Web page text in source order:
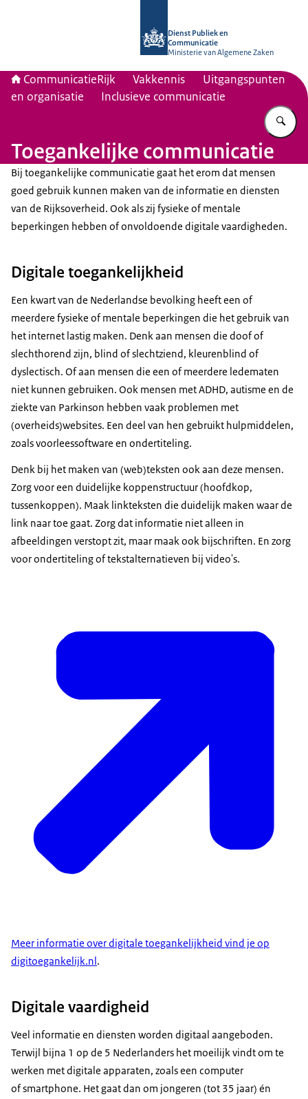
Dienst Publiek en
Communicatie
Ministerie van Algemene Zaken
CommunicatieRijk Vakkennis
Uitgangspunten
en organisatie
Inclusieve communicatie
Toegankelijke communicatie
Bij toegankelijke communicatie gaat het erom dat mensen
goed gebruik kunnen maken van de informatie en diensten
van de Rijksoverheid. Ook als zij fysieke of mentale
beperkingen hebben of onvoldoende digitale vaardigheden.
Digitale toegankelijkheid
Een kwart van de Nederlandse bevolking heeft een of
meerdere fysieke of mentale beperkingen die het gebruik van
het internet lastig maken. Denk aan mensen die doof of
slechthorend zijn, blind of slechtziend, kleurenblind of
dyslectisch. Of aan mensen die een of meerdere ledematen
niet kunnen gebruiken. Ook mensen met ADHD, autisme en de
ziekte van Parkinson hebben vaak problemen met
(overheids)websites. Een deel van hen gebruikt hulpmiddelen,
zoals voorleessoftware en ondertiteling.
Denk bij het maken van (web)teksten ook aan deze mensen.
Zorg voor een duidelijke koppenstructuur (hoofdkop,
tussenkoppen). Maak linkteksten die duidelijk maken waar de
link naar toe gaat. Zorg dat informatie niet alleen in
afbeeldingen verstopt zit, maar maak ook bijschriften. En zorg
voor ondertiteling of tekstalternatieven bij video's.
Meer informatie over digitale toegankelijkheid vind je op
digitoegankelijk.nl .
Digitale vaardigheid
Veel informatie en diensten worden digitaal aangeboden.
Terwijl bijna 1 op de 5 Nederlanders het moeilijk vindt om te
werken met digitale apparaten, zoals een computer
of smartphone. Het gaat dan om jongeren (tot 35 jaar) én